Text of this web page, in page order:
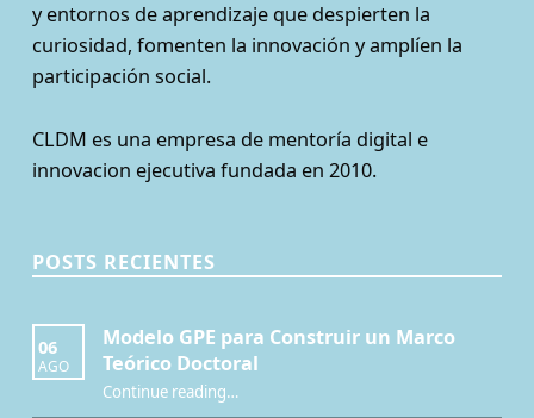
y entornos de aprendizaje que despierten la
curiosidad, fomenten la innovación y amplíen la
participación social.
CLDM es una empresa de mentoría digital e
innovacion ejecutiva fundada en 2010.
POSTS RECIENTES
06
AGO
Modelo GPE para Construir un Marco
Teórico Doctoral
Continue reading“Modelo GPE para Construir un Marco Teórico Doctoral”
…